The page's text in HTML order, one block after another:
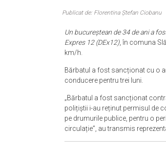
Publicat de: Florentina Ștefan Ciobanu
Un bucureștean de 34 de ani a
Expres 12 (DEx12) , în comuna
km/h.
Bărbatul a fost sancționat cu o
conducere pentru trei luni.
„Bărbatul a fost sancționat
polițiștii i-au reținut permisul de
pe drumurile publice, pentru o
circulație”, au transmis